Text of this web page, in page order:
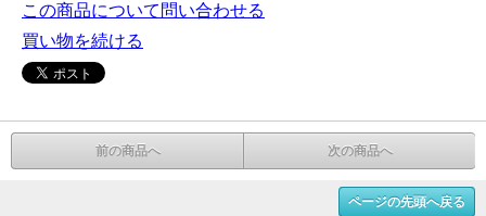
この商品について問い合わせる
買い物を続ける
前の商品へ 次の商品へ
ページの先頭へ戻る